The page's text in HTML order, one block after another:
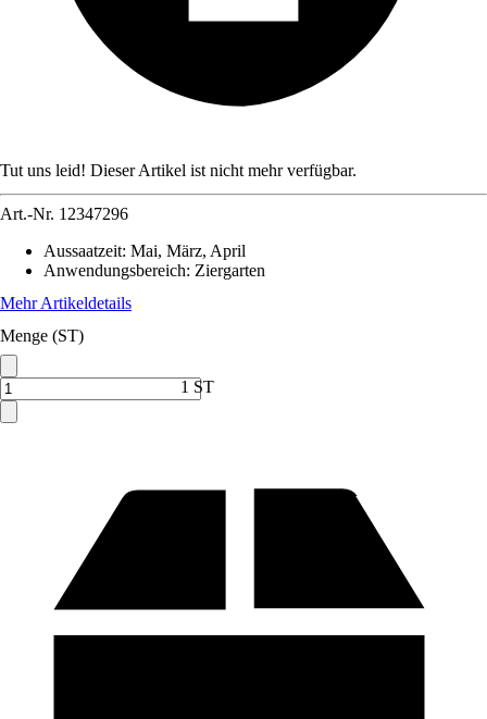
Tut uns leid! Dieser Artikel ist nicht mehr verfügbar.
Art.-Nr. 12347296
Aussaatzeit: Mai, März, April
Anwendungsbereich: Ziergarten
Mehr Artikeldetails
Menge (ST)
1 ST